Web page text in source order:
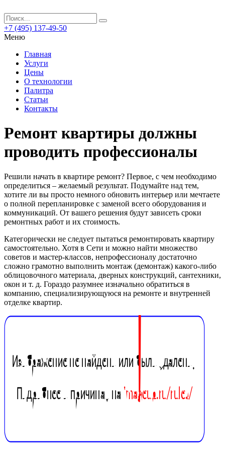
+7 (495) 137-49-50
Меню
Главная
Услуги
Цены
О технологии
Палитра
Статьи
Контакты
Ремонт квартиры должны
проводить профессионалы
Решили начать в квартире ремонт? Первое, с чем необходимо
определиться – желаемый результат. Подумайте над тем,
хотите ли вы просто немного обновить интерьер или мечтаете
о полной перепланировке с заменой всего оборудования и
коммуникаций. От вашего решения будут зависеть сроки
ремонтных работ и их стоимость.
Категорически не следует пытаться ремонтировать квартиру
самостоятельно. Хотя в Сети и можно найти множество
советов и мастер-классов, непрофессионалу достаточно
сложно грамотно выполнить монтаж (демонтаж) какого-либо
облицовочного материала, дверных конструкций, сантехники,
окон и т. д. Гораздо разумнее изначально обратиться в
компанию, специализирующуюся на ремонте и внутренней
отделке квартир.